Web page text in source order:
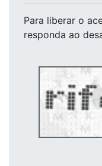
Para liberar o
responda ao